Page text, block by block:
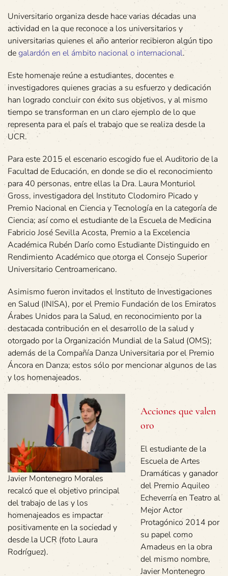
Universitario organiza desde hace varias décadas una
actividad en la que reconoce a los universitarios y
universitarias quienes el año anterior recibieron algún tipo
degalardón en el ámbito nacional o internacional.
Este homenaje reúne a estudiantes, docentes e
investigadores quienes gracias a su esfuerzo y dedicación
han logrado concluir con éxito sus objetivos, y al mismo
tiempo se transforman en un claro ejemplo de lo que
representa para el país el trabajo que se realiza desde la
UCR.
Para este 2015 el escenario escogido fue el Auditorio de la
Facultad de Educación, en donde se dio el reconocimiento
para 40 personas, entre ellas la Dra. Laura Monturiol
Gross, investigadora del Instituto Clodomiro Picado y
Premio Nacional en Ciencia y Tecnología en la categoría de
Ciencia; así como el estudiante de la Escuela de Medicina
Fabricio José Sevilla Acosta, Premio a la Excelencia
Académica Rubén Darío como Estudiante Distinguido en
Rendimiento Académico que otorga el Consejo Superior
Universitario Centroamericano.
Asimismo fueron invitados el Instituto de Investigaciones
en Salud (INISA), por el Premio Fundación de los Emiratos
Árabes Unidos para la Salud, en reconocimiento por la
destacada contribución en el desarrollo de la salud y
otorgado por la Organización Mundial de la Salud (OMS);
además de la Compañía Danza Universitaria por el Premio
Áncora en Danza; estos sólo por mencionar algunos de las
y los homenajeados.
Javier Montenegro Morales
recalcó que el objetivo principal
del trabajo de las y los
homenajeados es impactar
positivamente en la sociedad y
desde la UCR (foto Laura
Rodríguez).
Acciones que valen
oro
El estudiante de la
Escuela de Artes
Dramáticas y ganador
del Premio Aquileo
Echeverría en Teatro al
Mejor Actor
Protagónico 2014 por
su papel como
Amadeus en la obra
del mismo nombre,
Javier Montenegro